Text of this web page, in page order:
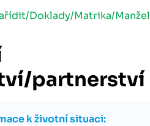
/Doklady/Matrika/
partnerství
k životní situaci: